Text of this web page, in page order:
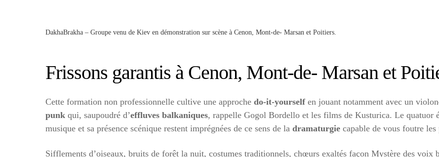
DakhaBrakha – Groupe venu de Kiev en démonstration sur scène à Cenon, Mont-de- Marsan et Poitiers.
Frissons garantis à Cenon, Mont-de- Marsan et
Cette formation non professionnelle cultive une approche do-it-yourselfen jouant notamment avec un
punk qui, saupoudré d’effluves balkaniques, rappelle Gogol Bordello et les films de Kusturica. Le quatuor
musique et sa présence scénique restent imprégnées de ce sens de la dramaturgie capable de vous foutre les
Sifflements d’oiseaux, bruits de forêt la nuit, costumes traditionnels, chœurs exaltés façon Mystère des voix